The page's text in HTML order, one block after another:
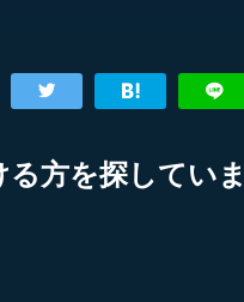
方を探していま